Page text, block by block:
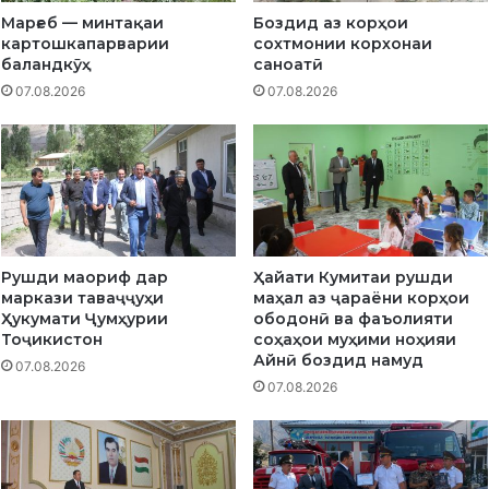
р
н
о
и
я
и
А
й
н
ӣ
о
и
б
а
р
а
ф
ъ
и
о
қ
и
б
т
о
и
Марғеб — минтақаи
картошкапарварии
баландкӯҳ
07.08.2026
Боздид аз корҳои
сохтмонии корхонаи
саноатӣ
07.08.2026
Рушди маориф дар
маркази таваҷҷуҳи
Ҳукумати Ҷумҳурии
Тоҷикистон
07.08.2026
Ҳайати Кумитаи рушди
маҳал аз ҷараёни корҳои
ободонӣ ва фаъолияти
соҳаҳои муҳими ноҳияи
Айнӣ боздид намуд
07.08.2026